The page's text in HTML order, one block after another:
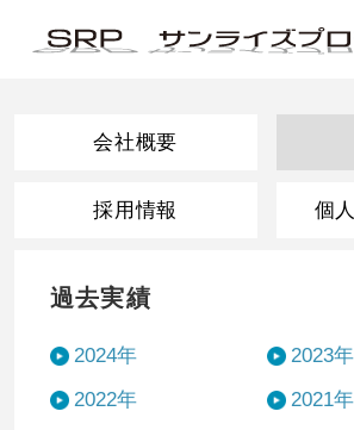
会社概要
採用情報 個
過去実績
2024年
2023年
2022年
2021年